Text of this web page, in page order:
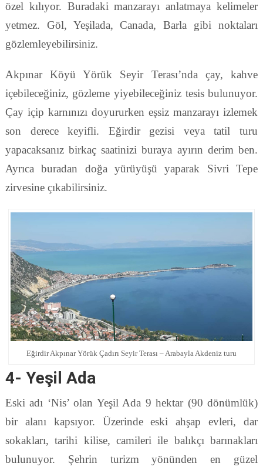
özel kılıyor. Buradaki manzarayı anlatmaya kelimeler
yetmez. Göl, Yeşilada, Canada, Barla gibi noktaları
gözlemleyebilirsiniz.
Akpınar Köyü Yörük Seyir Terası’nda çay, kahve
içebileceğiniz, gözleme yiyebileceğiniz tesis bulunuyor.
Çay içip karnınızı doyururken eşsiz manzarayı izlemek
son derece keyifli. Eğirdir gezisi veya tatil turu
yapacaksanız birkaç saatinizi buraya ayırın derim ben.
Ayrıca buradan doğa yürüyüşü yaparak Sivri Tepe
zirvesine çıkabilirsiniz.
Eğirdir Akpınar Yörük Çadırı Seyir Terası – Arabayla Akdeniz turu
4- Yeşil Ada
Eski adı ‘Nis’ olan Yeşil Ada 9 hektar (90 dönümlük)
bir alanı kapsıyor. Üzerinde eski ahşap evleri, dar
sokakları, tarihi kilise, camileri ile balıkçı barınakları
bulunuyor. Şehrin turizm yönünden en güzel